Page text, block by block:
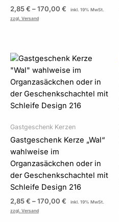
2,85€ –170,00 €
inkl. 19% MwSt.
zzgl. Versand
Gastgeschenk Kerzen
Gastgeschenk Kerze „Wal“
wahlweise im
Organzasäckchen oder in
der Geschenkschachtel mit
Schleife Design 216
2,85€ –170,00 €
Preisspanne:
bis
170,00 €
inkl. 19% MwSt.
zzgl. Versand